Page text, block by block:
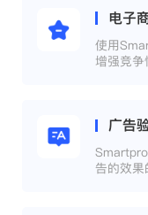
电子
使用
增强竞争
广告
告的效果